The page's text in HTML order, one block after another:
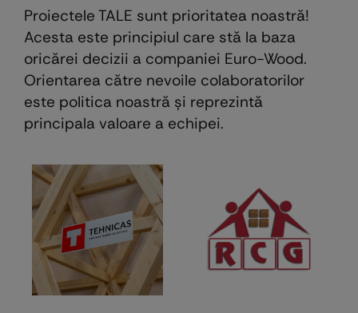
Proiectele TALE sunt prioritatea noastră!
Acesta este principiul care stă la baza
oricărei decizii a companiei Euro-Wood.
Orientarea către nevoile colaboratorilor
este politica noastră şi reprezintă
principala valoare a echipei.